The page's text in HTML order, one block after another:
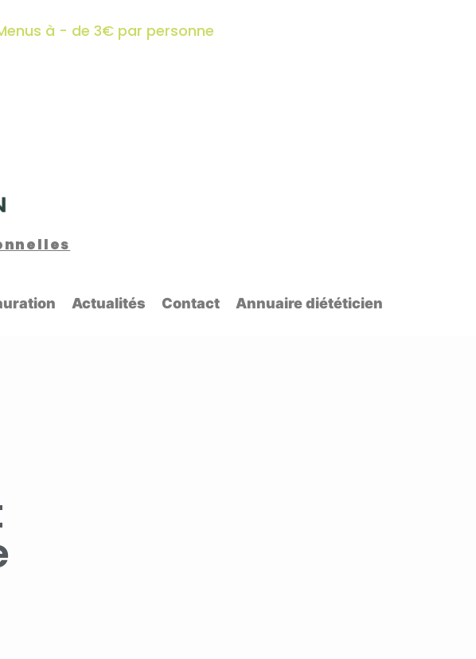
à - de 3€ par personne
Actualités Contact Annuaire diététicien